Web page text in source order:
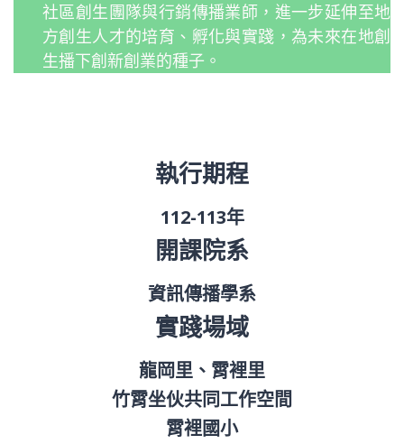
社區創生團隊與行銷傳播業師，進一步延伸至地
方創生人才的培育、孵化與實踐，為未來在地創
生播下創新創業的種子。
執行期程
112-113年
開課院系
資訊傳播學系
實踐場域
龍岡里、霄裡里
竹霄坐伙共同工作空間
霄裡國小